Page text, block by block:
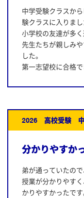
中学受験クラスか
験クラスに入りまし
小学校の友達が多
先生たちが親しみ
した。
第一志望校に合格で
2026 高校受験 中
分かりやすか
弟が通っていたので
授業が分かりやす
かりやすかったです